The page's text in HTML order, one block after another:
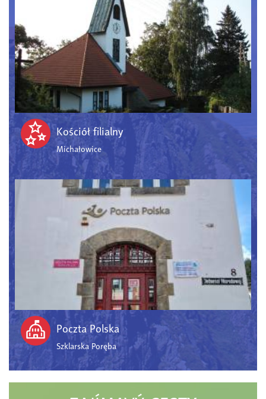
Kościół filialny
Michałowice
Poczta Polska
Szklarska Poręba